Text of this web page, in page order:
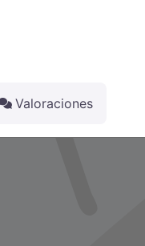
Valoraciones